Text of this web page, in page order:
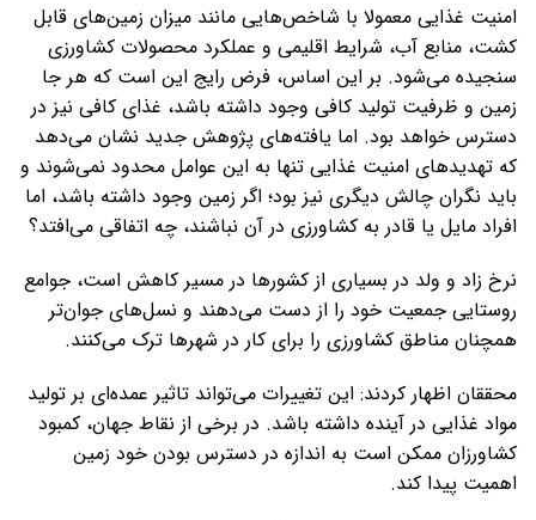
امنیت غذایی معمولا با شاخص‌هایی مانند میزان زمین‌های قابل
کشت، منابع آب، شرایط اقلیمی و عملکرد محصولات کشاورزی
سنجیده می‌شود. بر این اساس، فرض رایج این است که هر جا
زمین و ظرفیت تولید کافی وجود داشته باشد، غذای کافی نیز در
دسترس خواهد بود. اما یافته‌های پژوهش جدید نشان می‌دهد
که تهدیدهای امنیت غذایی تنها به این عوامل محدود نمی‌شوند و
باید نگران چالش دیگری نیز بود؛ اگر زمین وجود داشته باشد، اما
افراد مایل یا قادر به کشاورزی در آن نباشند، چه اتفاقی می‌افتد؟
نرخ زاد و ولد در بسیاری از کشورها در مسیر کاهش است، جوامع
روستایی جمعیت خود را از دست می‌دهند و نسل‌های جوان‌تر
همچنان مناطق کشاورزی را برای کار در شهرها ترک می‌کنند.
محققان اظهار کردند: این تغییرات می‌تواند تاثیر عمده‌ای بر تولید
مواد غذایی در آینده داشته باشد. در برخی از نقاط جهان، کمبود
کشاورزان ممکن است به اندازه در دسترس بودن خود زمین
اهمیت پیدا کند.